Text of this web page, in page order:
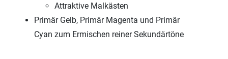
Attraktive Malkästen
Primär Gelb, Primär Magenta und Primär
Cyan zum Ermischen reiner Sekundärtöne